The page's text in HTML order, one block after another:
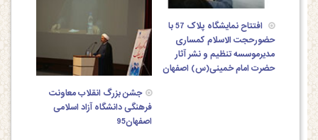
افتتاح نمایشگاه پلاک 57 با
حضورحجت الاسلام کمساری
مدیرموسسه تنظیم و نشر آثار
حضرت امام خمینی(س) اصفهان
جشن بزرگ انقلاب معاونت
فرهنگی دانشگاه آزاد اسلامی
اصفهان95